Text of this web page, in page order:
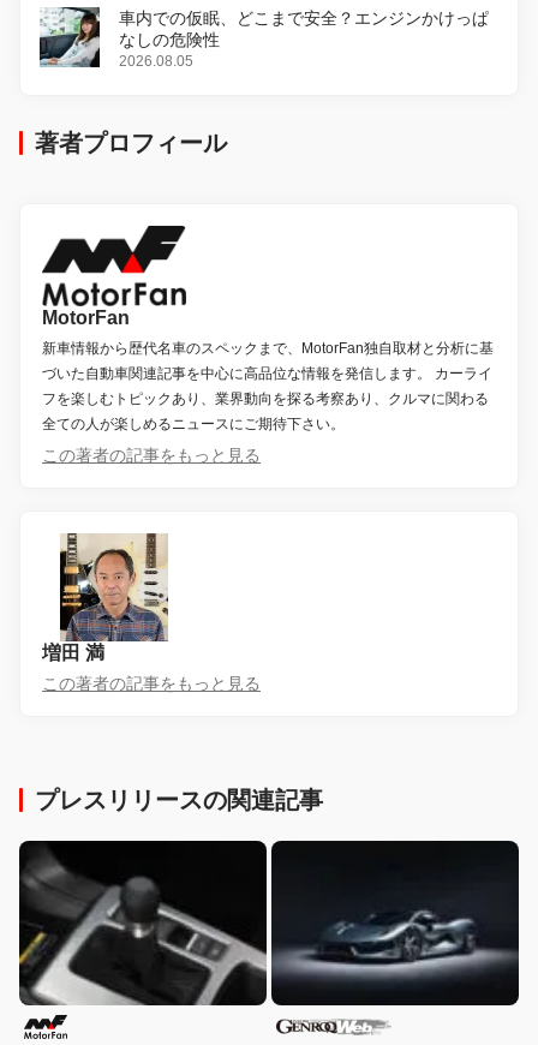
車内での仮眠、どこまで安全？エンジンかけっぱ
なしの危険性
2026.08.05
著者プロフィール
MotorFan
新車情報から歴代名車のスペックまで、MotorFan独自取材と分析に基
づいた自動車関連記事を中心に高品位な情報を発信します。 カーライ
フを楽しむトピックあり、業界動向を探る考察あり、クルマに関わる
全ての人が楽しめるニュースにご期待下さい。
この著者の記事をもっと見る
増田 満
この著者の記事をもっと見る
プレスリリースの関連記事